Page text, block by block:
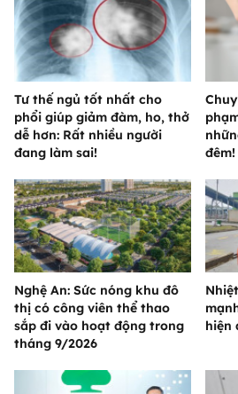
Tư thế ngủ tốt nhất cho
phổi giúp giảm đàm, ho, thở
dễ hơn: Rất nhiều người
đang làm sai!
đêm!
Nghệ An: Sức nóng khu đô
thị có công viên thể thao
sắp đi vào hoạt động trong
tháng 9/2026
hiện